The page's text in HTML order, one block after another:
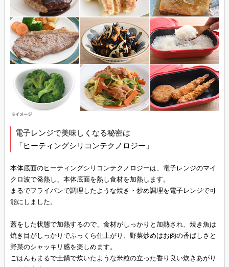
電子レンジで美味しくなる秘密は
「ヒーティングシリコンテクノロジー」
本体底面のヒーティングシリコンテクノロジーは、電子レンジのマイ
クロ波で発熱し、本体底面を熱し食材を加熱します。
まるでフライパンで調理したような焼き・炒め調理を電子レンジで可
能にしました。
蓋をした状態で加熱するので、食材がしっかりと加熱され、焼き魚は
焼き目がしっかりでふっくら仕上がり、野菜炒めはお肉の香ばしさと
野菜のシャッキリ感を楽しめます。
ごはんもまるで土鍋で炊いたような米粒の立った香り良い炊きあがり